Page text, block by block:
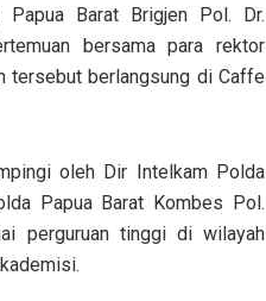
Barat Brigjen Pol. Dr.
bersama para rektor
tersebut berlangsung di Caffe
oleh Dir Intelkam Polda
Papua Barat Kombes Pol.
perguruan tinggi di wilayah